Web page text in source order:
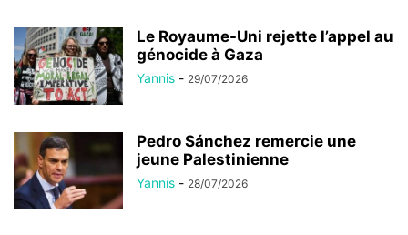
Le Royaume-Uni rejette l’appel au
génocide à Gaza
Yannis - 29/07/2026
Pedro Sánchez remercie une
jeune Palestinienne
Yannis - 28/07/2026